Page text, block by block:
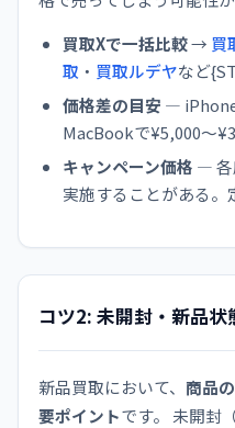
買取Xで一括比較→ 買
取 ・ 買取ルデヤなど
価格差の目安 — iPhone
MacBookで¥5,000〜
キャンペーン価格 — 各
実施することがある。
コツ2: 未開封・新品状
新品買取において、 商品
要ポイントです。 未開封